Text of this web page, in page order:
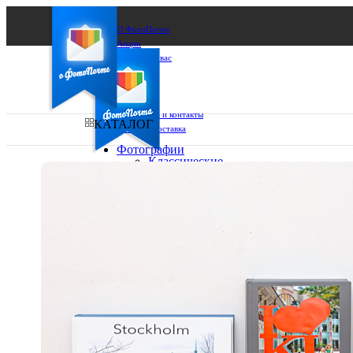
О ФотоПочте
Акции
Сделаем за вас
Бизнесу
FAQ
Франшиза
Поддержка и контакты
Оплата и доставка
КАТАЛОГ
Фотографии
Классические
А4
Фото